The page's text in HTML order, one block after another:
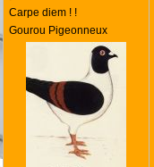
Carpe diem ! !
Gourou Pigeonneux